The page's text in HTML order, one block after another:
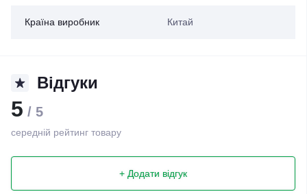
Країна виробник Китай
Відгуки
5 / 5
середній рейтинг товару
+ Додати відгук